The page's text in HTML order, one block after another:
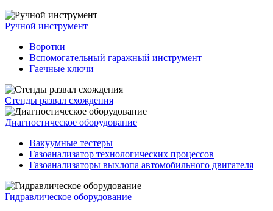
Ручной инструмент
Воротки
Вспомогательный гаражный инструмент
Гаечные ключи
Стенды развал схождения
Диагностическое оборудование
Вакуумные тестеры
Газоанализатор технологических процессов
Газоанализаторы выхлопа автомобильного двигателя
Гидравлическое оборудование